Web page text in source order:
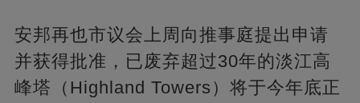
安邦再也市议会上周向推事庭提出申请
并获得批准，已废弃超过30年的淡江高
峰塔（Highland Towers）将于今年底正